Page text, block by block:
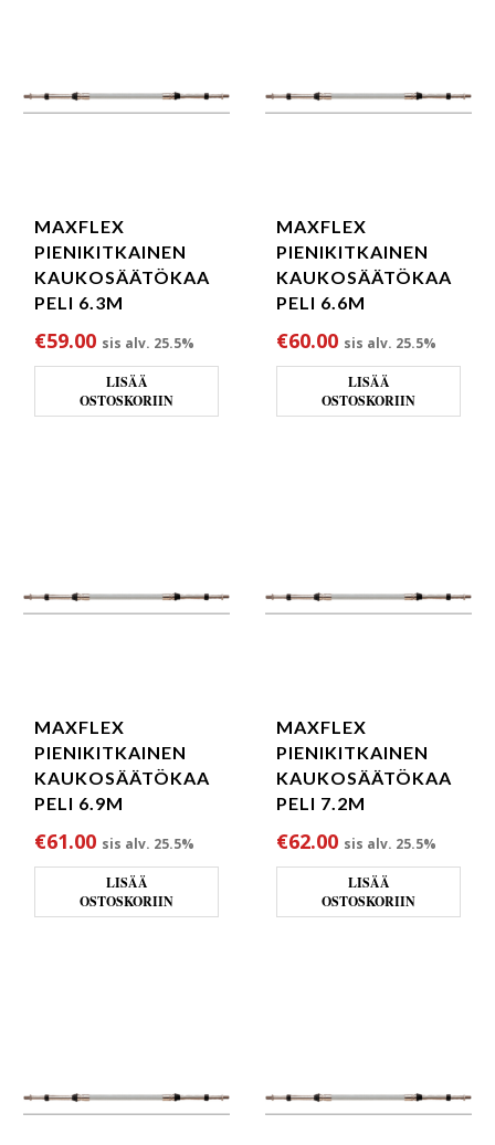
MAXFLEX
PIENIKITKAINEN
KAUKOSÄÄTÖKAA
PELI 6.3M
€59.00 sis alv. 25.5%
LISÄÄ
OSTOSKORIIN
MAXFLEX
PIENIKITKAINEN
KAUKOSÄÄTÖKAA
PELI 6.6M
€60.00 sis alv. 25.5%
LISÄÄ
OSTOSKORIIN
MAXFLEX
PIENIKITKAINEN
KAUKOSÄÄTÖKAA
PELI 6.9M
€61.00 sis alv. 25.5%
LISÄÄ
OSTOSKORIIN
MAXFLEX
PIENIKITKAINEN
KAUKOSÄÄTÖKAA
PELI 7.2M
€62.00 sis alv. 25.5%
LISÄÄ
OSTOSKORIIN